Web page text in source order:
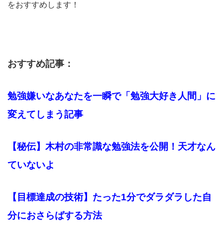
をおすすめします！
おすすめ記事：
勉強嫌いなあなたを一瞬で「勉強大好き人間」に
変えてしまう記事
【秘伝】木村の非常識な勉強法を公開！天才なん
ていないよ
【目標達成の技術】たった1分でダラダラした自
分におさらばする方法